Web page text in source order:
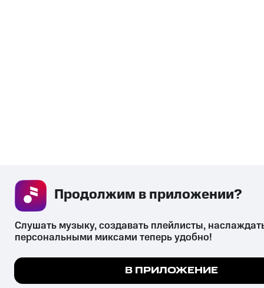
Мы используем куки, чтобы на сайте все работало.
Продолжим в приложении?
Слушать музыку, создавать плейлисты,
персональными миксами теперь удобно!
В ПРИЛОЖЕНИЕ